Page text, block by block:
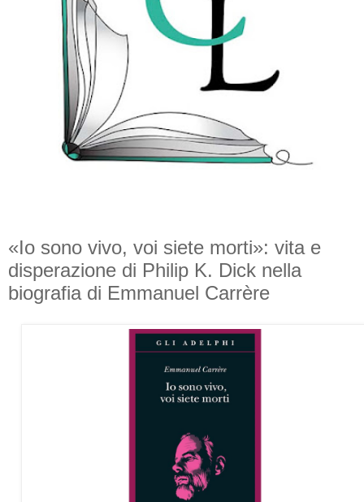
«Io sono vivo, voi siete morti»: vita e
disperazione di Philip K. Dick nella
biografia di Emmanuel Carrère